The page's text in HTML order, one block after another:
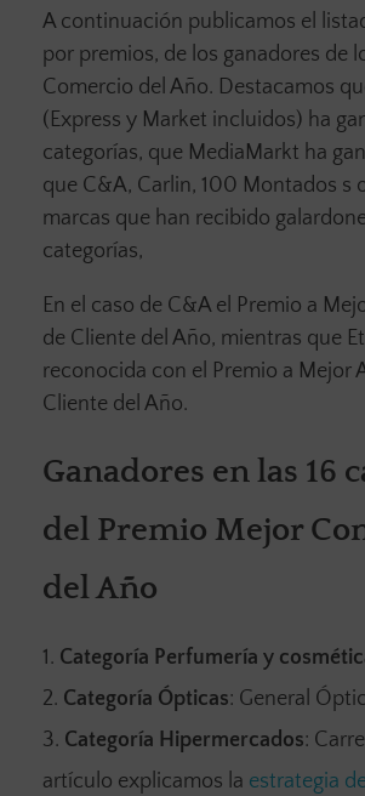
A continuación publicamos el
por premios, de los ganadores de
Comercio del Año. Destacamos
(Express y Market incluidos) ha
categorías, que MediaMarkt ha
que C&A, Carlin, 100 Montados s
marcas que han recibido
categorías,
En el caso de C&A el Premio a
de Cliente del Año, mientras que
reconocida con el Premio a Mejor
Cliente del Año.
Ganadores en las 16
del Premio Mejor
del Año
Categoría Perfumería y
Categoría Ópticas: General
Categoría Hipermercados:
artículo explicamos la estrategia